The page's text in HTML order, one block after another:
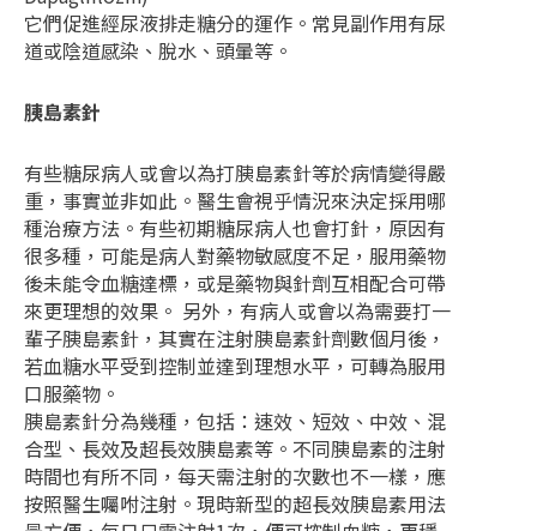
它們促進經尿液排走糖分的運作。常見副作用有尿
道或陰道感染、脫水、頭暈等。
胰島素針
有些糖尿病人或會以為打胰島素針等於病情變得嚴
重，事實並非如此。醫生會視乎情況來決定採用哪
種治療方法。有些初期糖尿病人也會打針，原因有
很多種，可能是病人對藥物敏感度不足，服用藥物
後未能令血糖達標，或是藥物與針劑互相配合可帶
來更理想的效果。 另外，有病人或會以為需要打一
輩子胰島素針，其實在注射胰島素針劑數個月後，
若血糖水平受到控制並達到理想水平，可轉為服用
口服藥物。
胰島素針分為幾種，包括：速效、短效、中效、混
合型、長效及超長效胰島素等。不同胰島素的注射
時間也有所不同，每天需注射的次數也不一樣，應
按照醫生囑咐注射。現時新型的超長效胰島素用法